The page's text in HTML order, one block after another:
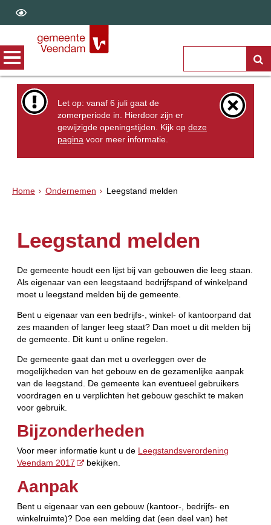
Let op: vanaf 6 juli gaat de
zomerperiode in. Hierdoor zijn er
gewijzigde openingstijden. Kijk opdeze
pagina voor meer informatie.
Home Ondernemen Leegstand melden
Leegstand melden
De gemeente houdt een lijst bij van gebouwen die leeg staan.
Als eigenaar van een leegstaand bedrijfspand of winkelpand
moet u leegstand melden bij de gemeente.
Bent u eigenaar van een bedrijfs-, winkel- of kantoorpand dat
zes maanden of langer leeg staat? Dan moet u dit melden bij
de gemeente. Dit kunt u online regelen.
De gemeente gaat dan met u overleggen over de
mogelijkheden van het gebouw en de gezamenlijke aanpak
van de leegstand. De gemeente kan eventueel gebruikers
voordragen en u verplichten het gebouw geschikt te maken
voor gebruik.
Bijzonderheden
Voor meer informatie kunt u de Leegstandsverordening
Veendam 2017
bekijken.
Aanpak
Bent u eigenaar van een gebouw (kantoor-, bedrijfs- en
winkelruimte)? Doe een melding dat (een deel van) het